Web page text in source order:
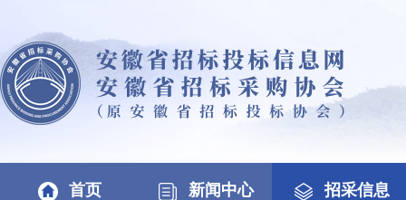
首页 新闻中心 招采信息